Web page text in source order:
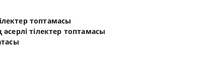
топтамасы
тілектер топтамасы